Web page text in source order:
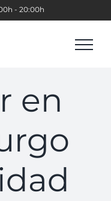
- 20:00h
en